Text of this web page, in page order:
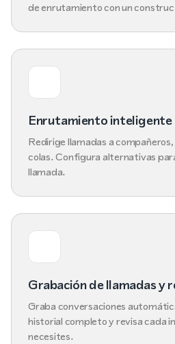
de enrutamiento con un
Enrutamiento inteligente
Redirige llamadas a
colas. Configura alternativas
llamada.
Grabación de llamadas y
Graba conversaciones
historial completo y revisa cada
necesites.